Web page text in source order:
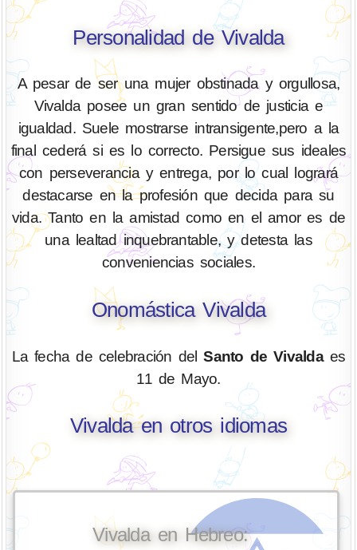
Personalidad de Vivalda
A pesar de ser una mujer obstinada y orgullosa,
Vivalda posee un gran sentido de justicia e
igualdad. Suele mostrarse intransigente,pero a la
final cederá si es lo correcto. Persigue sus ideales
con perseverancia y entrega, por lo cual logrará
destacarse en la profesión que decida para su
vida. Tanto en la amistad como en el amor es de
una lealtad inquebrantable, y detesta las
conveniencias sociales.
Onomástica Vivalda
La fecha de celebración delSanto de Vivaldaes
11 de Mayo.
Vivalda en otros idiomas
Vivalda en Hebreo: